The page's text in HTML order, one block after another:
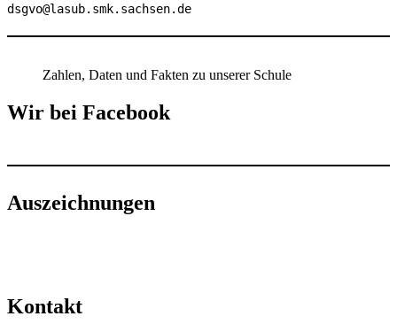
dsgvo@lasub.smk.sachsen.de
Zahlen, Daten und Fakten zu unserer Schule
Wir bei Facebook
Auszeichnungen
Kontakt